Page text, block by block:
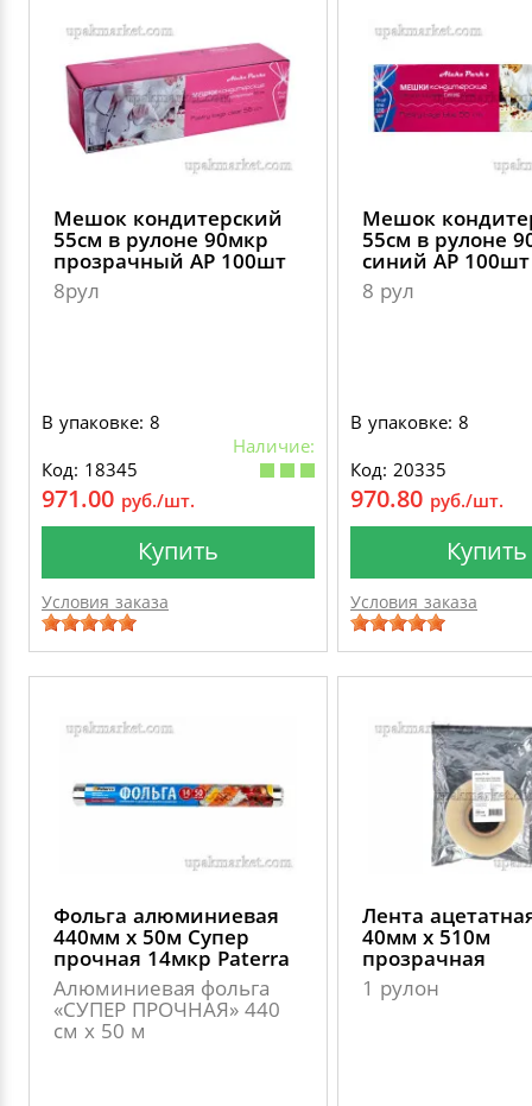
Мешок кондитерский
55см в рулоне 90мкр
прозрачный AP 100шт
8рул
В упаковке: 8
Наличие:
Код: 18345
971.00 руб./шт.
Купить
Условия заказа
Мешок
55см в рулоне
синий AP 100шт
8 рул
В упаковке: 8
Код: 20335
970.80 руб./шт.
Купить
Условия заказа
Фольга алюминиевая
440мм х 50м Супер
прочная 14мкр Paterra
Алюминиевая фольга
«СУПЕР ПРОЧНАЯ» 440
см х 50 м
Лента
40мм х 510м
прозрачная
1 рулон